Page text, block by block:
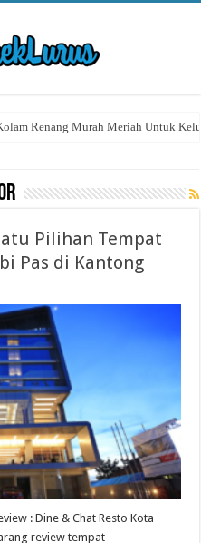
Renang Murah Meriah Untuk
Pilihan Tempat
Pas di Kantong
: Dine & Chat Resto Kota
review tempat